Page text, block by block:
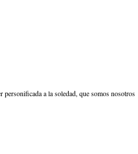
personificada a la soledad, que somos nosotros